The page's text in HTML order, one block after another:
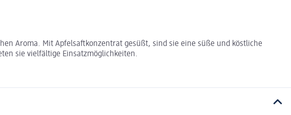
Aroma. Mit Apfelsaftkonzentrat gesüßt, sind sie eine süße und köstliche
sie vielfältige Einsatzmöglichkeiten.